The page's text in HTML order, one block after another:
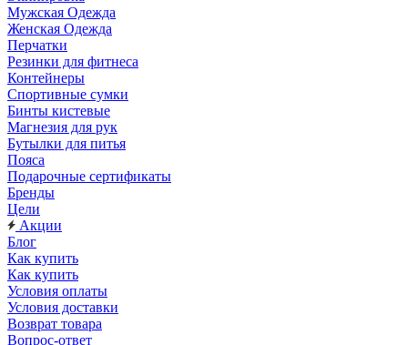
Мужская Одежда
Женская Одежда
Перчатки
Резинки для фитнеса
Контейнеры
Спортивные сумки
Бинты кистевые
Магнезия для рук
Бутылки для питья
Пояса
Подарочные сертификаты
Бренды
Цели
Акции
Блог
Как купить
Как купить
Условия оплаты
Условия доставки
Возврат товара
Вопрос-ответ